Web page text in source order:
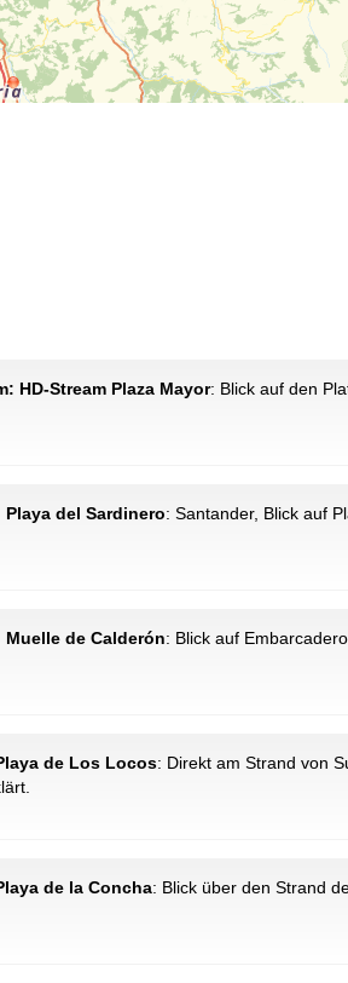
HD-Stream Plaza Mayor: Blick auf den
del Sardinero: Santander, Blick auf
Muelle de Calderón: Blick auf
de Los Locos: Direkt am Strand von
de la Concha: Blick über den Strand